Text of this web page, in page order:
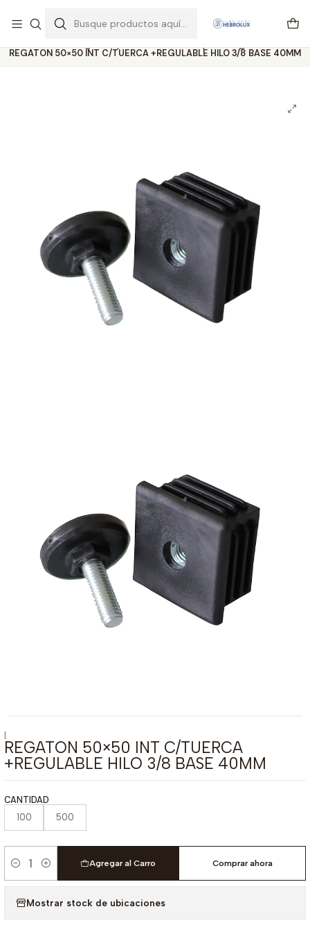
Regiones envios por pagar vía Starken y Pullman cargo
REGATON 50×50 INT C/TUERCA +REGULABLE HILO 3/8 BASE 40MM
|
REGATON 50×50 INT C/TUERCA
+REGULABLE HILO 3/8 BASE 40MM
CANTIDAD
100 500
Cantidad
Agregar al Carro Comprar ahora
Mostrar stock de ubicaciones